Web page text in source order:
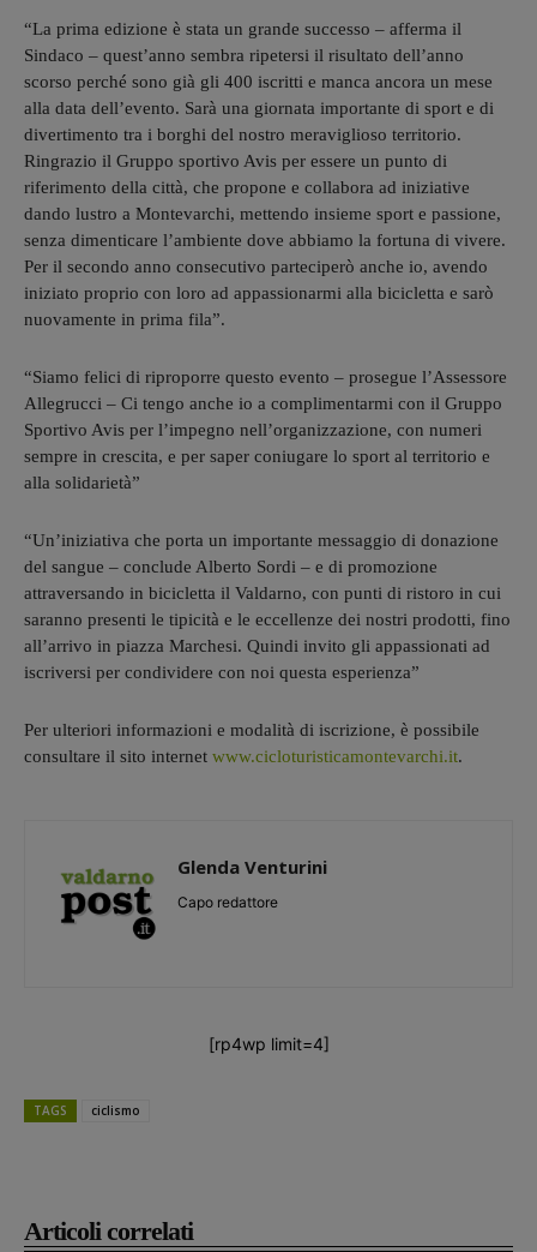
Articoli correlati
“La prima edizione è stata un grande successo – afferma il
Sindaco – quest’anno sembra ripetersi il risultato dell’anno
scorso perché sono già gli 400 iscritti e manca ancora un mese
alla data dell’evento. Sarà una giornata importante di sport e di
divertimento tra i borghi del nostro meraviglioso territorio.
Ringrazio il Gruppo sportivo Avis per essere un punto di
riferimento della città, che propone e collabora ad iniziative
dando lustro a Montevarchi, mettendo insieme sport e passione,
senza dimenticare l’ambiente dove abbiamo la fortuna di vivere.
Per il secondo anno consecutivo parteciperò anche io, avendo
iniziato proprio con loro ad appassionarmi alla bicicletta e sarò
nuovamente in prima fila”.
“Siamo felici di riproporre questo evento – prosegue l’Assessore
Allegrucci – Ci tengo anche io a complimentarmi con il Gruppo
Sportivo Avis per l’impegno nell’organizzazione, con numeri
sempre in crescita, e per saper coniugare lo sport al territorio e
alla solidarietà”
“Un’iniziativa che porta un importante messaggio di donazione
del sangue – conclude Alberto Sordi – e di promozione
attraversando in bicicletta il Valdarno, con punti di ristoro in cui
saranno presenti le tipicità e le eccellenze dei nostri prodotti, fino
all’arrivo in piazza Marchesi. Quindi invito gli appassionati ad
iscriversi per condividere con noi questa esperienza”
Per ulteriori informazioni e modalità di iscrizione, è possibile
consultare il sito internet www.cicloturisticamontevarchi.it.
Glenda Venturini
Capo redattore
[rp4wp limit=4]
TAGS ciclismo